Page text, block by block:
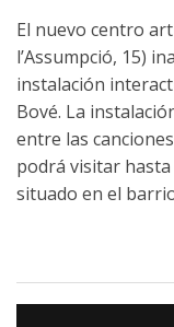
El nuevo centro
l’Assumpció, 15)
instalación
Bové. La
entre las
podrá visitar hasta
situado en el